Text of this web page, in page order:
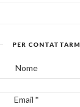
PER
Nome
Email *